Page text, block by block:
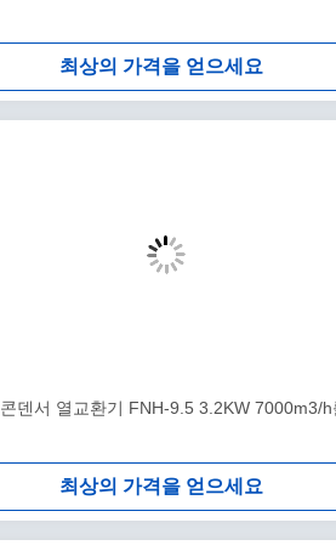
최상의 가격을 얻으세요
덴서 열교환기 FNH-9.5 3.2KW 7000m3/
최상의 가격을 얻으세요